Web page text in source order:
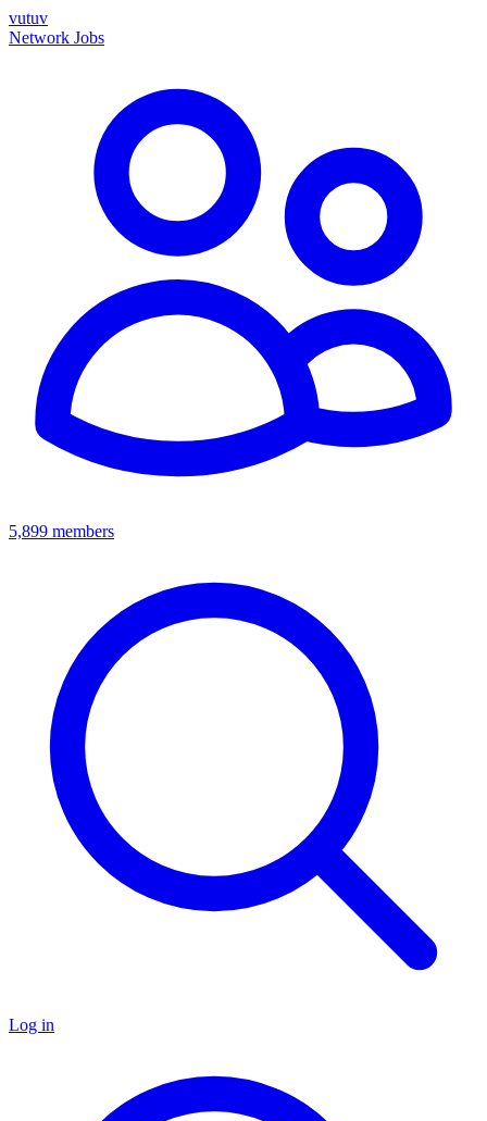
vutuv
Network Jobs
5,899 members
Log in